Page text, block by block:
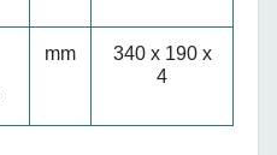
mm
340 x 190 x
4